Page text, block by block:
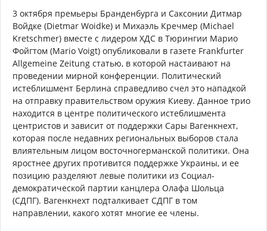
3 октября премьеры Бранденбурга и Саксонии Дитмар
Войдке (Dietmar Woidke) и Михаэль Кречмер (Michael
Kretschmer) вместе с лидером ХДС в Тюрингии Марио
Фойгтом (Mario Voigt) опубликовали в газете Frankfurter
Allgemeine Zeitung статью, в которой настаивают на
проведении мирной конференции. Политический
истеблишмент Берлина справедливо счел это нападкой
на отправку правительством оружия Киеву. Данное трио
находится в центре политического истеблишмента
центристов и зависит от поддержки Сары Вагенкнехт,
которая после недавних региональных выборов стала
влиятельным лицом восточногерманской политики. Она
яростнее других противится поддержке Украины, и ее
позицию разделяют левые политики из Социал-
демократической партии канцлера Олафа Шольца
(СДПГ). Вагенкнехт подталкивает СДПГ в том
направлении, какого хотят многие ее члены.